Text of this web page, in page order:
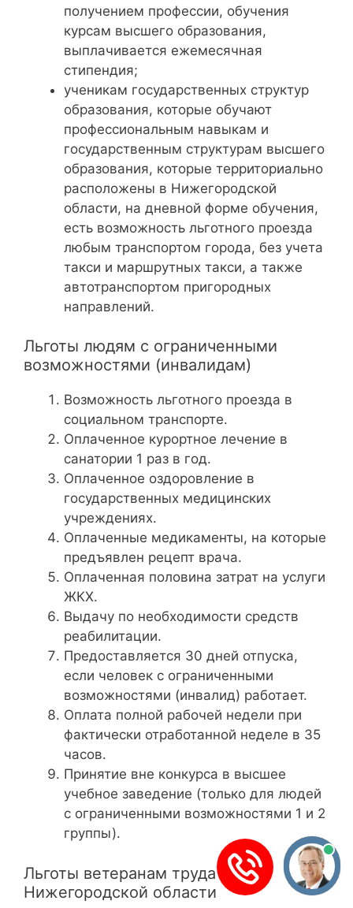
получением профессии, обучения
курсам высшего образования,
выплачивается ежемесячная
стипендия;
ученикам государственных структур
образования, которые обучают
профессиональным навыкам и
государственным структурам высшего
образования, которые территориально
расположены в Нижегородской
области, на дневной форме обучения,
есть возможность льготного проезда
любым транспортом города, без учета
такси и маршрутных такси, а также
автотранспортом пригородных
направлений.
Льготы людям с ограниченными
возможностями (инвалидам)
Возможность льготного проезда в
социальном транспорте.
Оплаченное курортное лечение в
санатории 1 раз в год.
Оплаченное оздоровление в
государственных медицинских
учреждениях.
Оплаченные медикаменты, на которые
предъявлен рецепт врача.
Оплаченная половина затрат на услуги
ЖКХ.
Выдачу по необходимости средств
реабилитации.
Предоставляется 30 дней отпуска,
если человек с ограниченными
возможностями (инвалид) работает.
Оплата полной рабочей недели при
фактически отработанной неделе в 35
часов.
Принятие вне конкурса в высшее
учебное заведение (только для людей
с ограниченными возможностями 1 и 2
группы).
Льготы ветеранам труда
Нижегородской области